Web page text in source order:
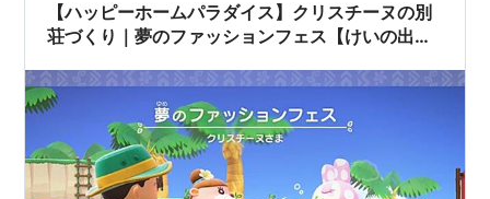
【ハッピーホームパラダイス】クリスチーヌの別
荘づくり｜夢のファッションフェス【けいの出向